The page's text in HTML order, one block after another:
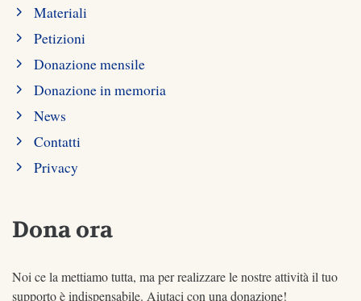
Materiali
Petizioni
Donazione mensile
Donazione in memoria
News
Contatti
Privacy
Dona ora
Noi ce la mettiamo tutta, ma per realizzare le nostre attività il tuo
supporto è indispensabile. Aiutaci con una donazione!